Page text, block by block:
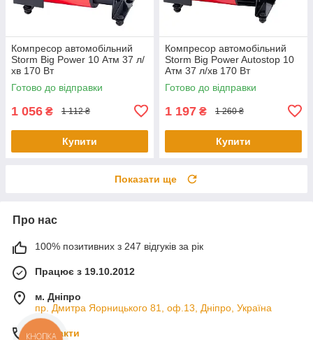
Компресор автомобільний
Storm Big Power 10 Атм 37 л/
хв 170 Вт
Готово до відправки
1 056 ₴ 1 112 ₴
Купити
Компресор автомобільний
Storm Big Power Autostop 10
Атм 37 л/хв 170 Вт
Готово до відправки
1 197 ₴ 1 260 ₴
Купити
Показати ще
Про нас
100% позитивних з 247 відгуків за рік
Працює з 19.10.2012
м. Дніпро
пр. Дмитра Яорницького 81, оф.13, Дніпро, Україна
Контакти
КНОПКА